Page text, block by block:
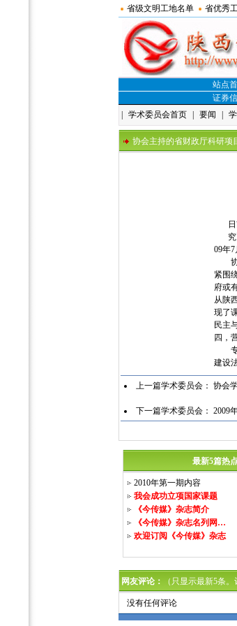
省级文明工地名单 省优秀
站点
证券
学术委员会首页 要闻
协会主持的省财政厅科研项
09年
协
紧围
府或
从陕
现了
民主
四，
专
建设
上一篇学术委员会： 协会
下一篇学术委员会： 2009
最新5篇热
2010年第一期内容
我会成功立项国家课题
《今传媒》杂志简介
《今传媒》杂志名列网…
欢迎订阅《今传媒》杂志
网友评论： （只显示最新5条
没有任何评论